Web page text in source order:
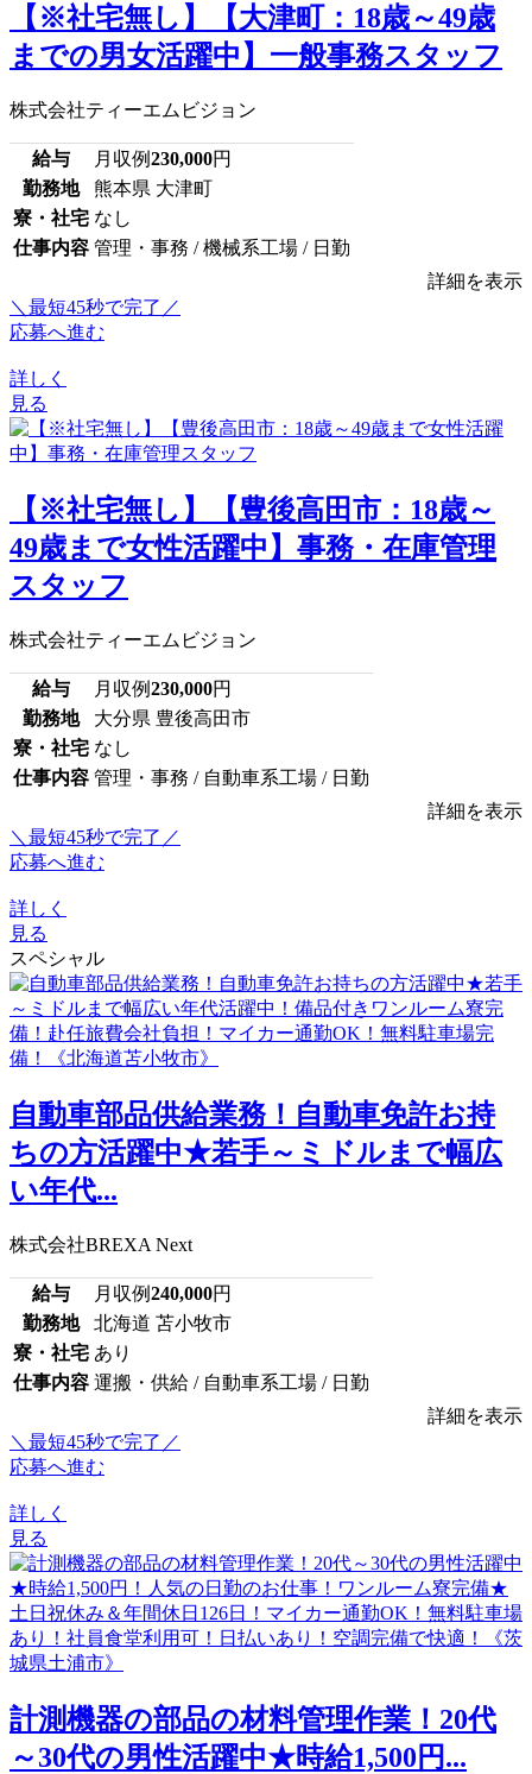
【※社宅無し】【大津町：18歳～49歳
までの男女活躍中】一般事務スタッフ
株式会社ティーエムビジョン
給与 月収例230,000円
勤務地
熊本県 大津町
寮・社宅 なし
仕事内容 管理・事務 / 機械系工場 / 日勤
詳細を表示
＼最短45秒で完了／
応募へ進む
詳しく
見る
【※社宅無し】【豊後高田市：18歳～
49歳まで女性活躍中】事務・在庫管理
スタッフ
株式会社ティーエムビジョン
給与 月収例230,000円
勤務地
大分県 豊後高田市
寮・社宅 なし
仕事内容 管理・事務 / 自動車系工場 / 日勤
詳細を表示
＼最短45秒で完了／
応募へ進む
詳しく
見る
スペシャル
自動車部品供給業務！自動車免許お持
ちの方活躍中★若手～ミドルまで幅広
い年代...
株式会社BREXA Next
給与 月収例240,000円
勤務地
北海道 苫小牧市
寮・社宅 あり
仕事内容 運搬・供給 / 自動車系工場 / 日勤
詳細を表示
＼最短45秒で完了／
応募へ進む
詳しく
見る
計測機器の部品の材料管理作業！20代
～30代の男性活躍中★時給1,500円...